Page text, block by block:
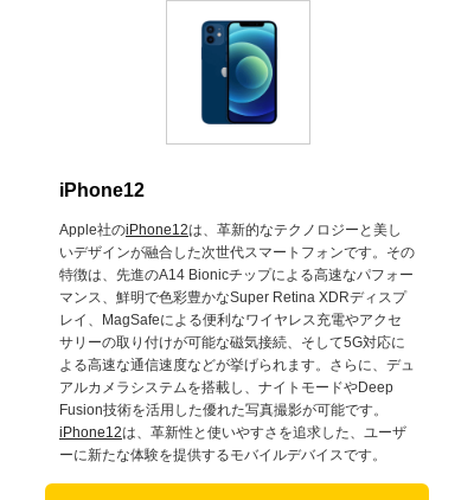
iPhone12
Apple社のiPhone12は、革新的なテクノロジーと美し
いデザインが融合した次世代スマートフォンです。その
特徴は、先進のA14 Bionicチップによる高速なパフォー
マンス、鮮明で色彩豊かなSuper Retina XDRディスプ
レイ、MagSafeによる便利なワイヤレス充電やアクセ
サリーの取り付けが可能な磁気接続、そして5G対応に
よる高速な通信速度などが挙げられます。さらに、デュ
アルカメラシステムを搭載し、ナイトモードやDeep
Fusion技術を活用した優れた写真撮影が可能です。
iPhone12は、革新性と使いやすさを追求した、ユーザ
ーに新たな体験を提供するモバイルデバイスです。